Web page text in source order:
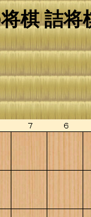
棋 詰将